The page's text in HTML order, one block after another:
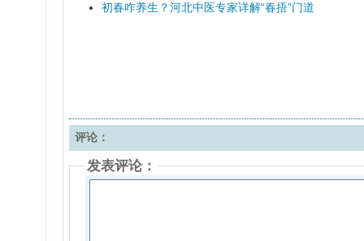
初春咋养生？河北中医专家详解“春捂”门道
评论：
发表评论：